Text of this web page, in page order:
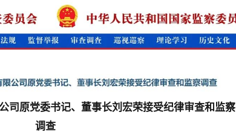
司原党委书记、董事长刘宏荣接受纪律审查和监察
调查